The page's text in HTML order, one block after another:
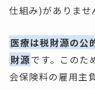
仕組み)がありませ
医療は税財源の公
財源です。このた
会保険料の雇用主